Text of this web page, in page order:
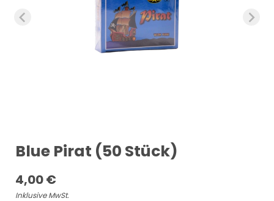
Blue Pirat (50 Stück)
4,00€
Inklusive MwSt.